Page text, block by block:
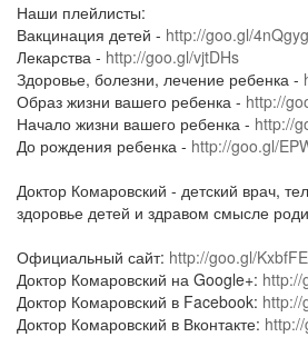
Наши плейлисты:
Вакцинация детей - http://goo.gl/4nQgyg
Лекарства - http://goo.gl/vjtDHs
Здоровье, болезни, лечение ребенка -
Образ жизни вашего ребенка - http://
Начало жизни вашего ребенка - http://
До рождения ребенка - http://goo.gl/
Доктор Комаровский - детский врач,
здоровье детей и здравом смысле
Официальный сайт: http://goo.gl/KxbfFE
Доктор Комаровский на Google+: http://
Доктор Комаровский в Facebook: http://
Доктор Комаровский в Вконтакте: